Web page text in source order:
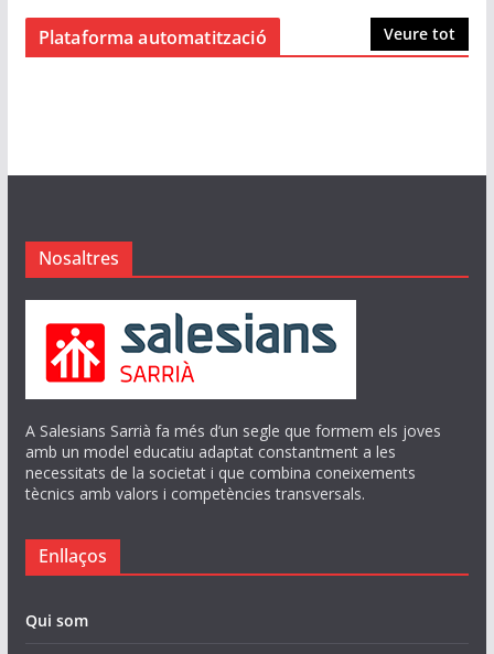
Plataforma automatització Veure tot
Nosaltres
A Salesians Sarrià fa més d’un segle que formem els joves
amb un model educatiu adaptat constantment a les
necessitats de la societat i que combina coneixements
tècnics amb valors i competències transversals.
Enllaços
Qui som